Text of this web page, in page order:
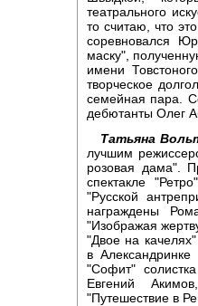
театрального
то считаю, что
соревновался
маску",
имени
творческое
семейная пара.
дебютанты Олег
Татьяна
лучшим
розовая дама".
спектакле
"Русской
награждены
"Изображая
"Двое на
в
"Софит"
Евгений
"Путешествие в